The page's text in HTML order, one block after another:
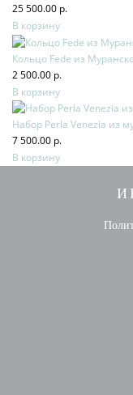
25 500.00 р.
В корзину
Кольцо Fede из
2 500.00 р.
В корзину
Набор Perla Venezia из
7 500.00 р.
В корзину